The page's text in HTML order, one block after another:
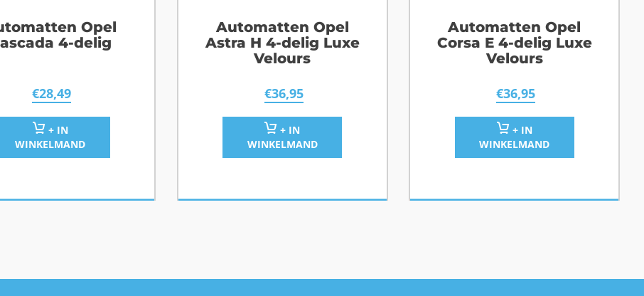
Opel
4-delig
€28,49
+ IN
WINKELMAND
Automatten Opel
Astra H 4-delig Luxe
Velours
€36,95
+ IN
WINKELMAND
Automatten Opel
Corsa E 4-delig Luxe
Velours
€36,95
+ IN
WINKELMAND